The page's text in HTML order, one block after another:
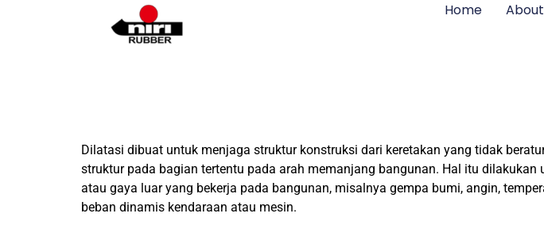
Home About
Dilatasi dibuat untuk menjaga struktur konstruksi dari keretakan yang tidak
struktur pada bagian tertentu pada arah memanjang bangunan. Hal itu
atau gaya luar yang bekerja pada bangunan, misalnya gempa bumi, angin,
beban dinamis kendaraan atau mesin.